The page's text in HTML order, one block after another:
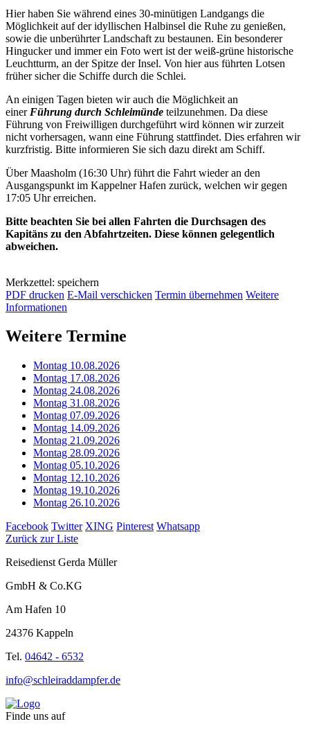
Hier haben Sie während eines 30-minütigen Landgangs die
Möglichkeit auf der idyllischen Halbinsel die Ruhe zu genießen,
sowie die unberührter Landschaft zu bestaunen. Ein besonderer
Hingucker und immer ein Foto wert ist der weiß-grüne historische
Leuchtturm, an der Spitze der Insel. Von hier aus führten Lotsen
früher sicher die Schiffe durch die Schlei.
An einigen Tagen bieten wir auch die Möglichkeit an
einer Führung durch Schleimünde teilzunehmen. Da diese
Führung von Freiwilligen durchgeführt wird können wir zurzeit
nicht vorhersagen, wann eine Führung stattfindet. Dies erfahren wir
kurzfristig. Bitte informieren Sie sich dazu direkt am Schiff.
Über Maasholm (16:30 Uhr) führt die Fahrt wieder an den
Ausgangspunkt im Kappelner Hafen zurück, welchen wir gegen
17:05 Uhr erreichen.
Bitte beachten Sie bei allen Fahrten die Durchsagen des
Kapitäns zu den Abfahrtzeiten. Diese können gelegentlich
abweichen.
Merkzettel: speichern
PDF drucken E-Mail verschicken Termin übernehmen Weitere
Informationen
Weitere Termine
Montag 10.08.2026
Montag 17.08.2026
Montag 24.08.2026
Montag 31.08.2026
Montag 07.09.2026
Montag 14.09.2026
Montag 21.09.2026
Montag 28.09.2026
Montag 05.10.2026
Montag 12.10.2026
Montag 19.10.2026
Montag 26.10.2026
Facebook Twitter XING Pinterest Whatsapp
Zurück zur Liste
Reisedienst Gerda Müller
GmbH & Co.KG
Am Hafen 10
24376 Kappeln
Tel. 04642 - 6532
info@schleiraddampfer.de
Finde uns auf